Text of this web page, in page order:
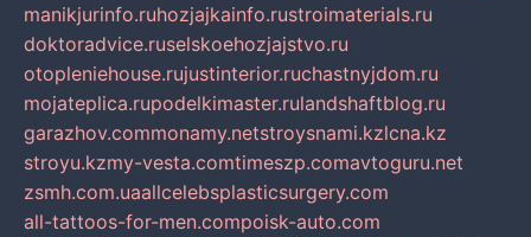
manikjurinfo.ruhozjajkainfo.rustroimaterials.ru
doktoradvice.ruselskoehozjajstvo.ru
otopleniehouse.rujustinterior.ruchastnyjdom.ru
mojateplica.rupodelkimaster.rulandshaftblog.ru
garazhov.commonamy.netstroysnami.kzlcna.kz
stroyu.kzmy-vesta.comtimeszp.comavtoguru.net
zsmh.com.uaallcelebsplasticsurgery.com
all-tattoos-for-men.compoisk-auto.com